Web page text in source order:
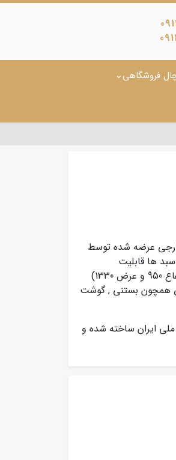
فروشگاهی
عرضه شده توسط
ها قابلیت
نگهداری 18 کیلوگرم مواد غذایی را دارند. این محصول با ابعاد استاندارد( عمق 660، ارتفاع 950 و عرض 1330)
انواع مواد غذایی همچون بستنی , گوشت
ملی ایران ساخته شده و